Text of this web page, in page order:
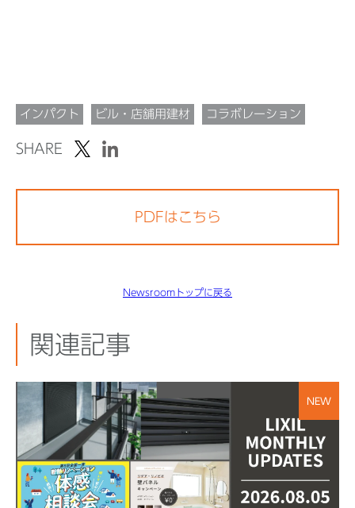
インパクト ビル・店舗用建材 コラボレーション
SHARE
PDFはこちら
Newsroomトップに戻る
関連記事
NEW